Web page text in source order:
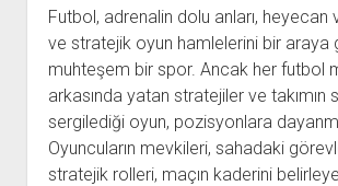
Futbol, adrenalin dolu anları, heyecan
ve stratejik oyun hamlelerini bir araya
muhteşem bir spor. Ancak her futbol
arkasında yatan stratejiler ve takımın
sergilediği oyun, pozisyonlara
Oyuncuların mevkileri, sahadaki
stratejik rolleri, maçın kaderini